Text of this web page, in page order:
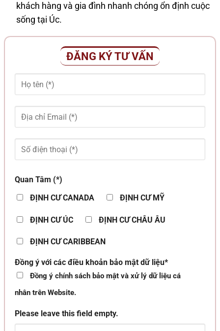
khách hàng và gia đình nhanh chóng ổn định cuộc
sống tại Úc.
ĐĂNG KÝ TƯ VẤN
Quan Tâm (*)
ĐỊNH CƯ CANADA
ĐỊNH CƯ MỸ
ĐỊNH CƯ ÚC ĐỊNH CƯ CHÂU ÂU
ĐỊNH CƯ CARIBBEAN
Đồng ý với các điều khoản bảo mật dữ liệu*
Đồng ý chính sách bảo mật và xử lý dữ liệu cá
nhân trên Website.
Please leave this field empty.